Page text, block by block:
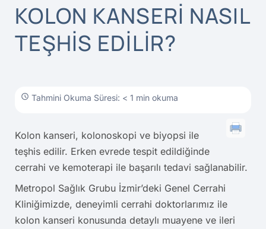
KOLON KANSERI NASIL
TEŞHIS EDILIR?
Tahmini Okuma Süresi: < 1 min okuma
Kolon kanseri, kolonoskopi ve biyopsi ile
teşhis edilir. Erken evrede tespit edildiğinde
cerrahi ve kemoterapi ile başarılı tedavi sağlanabilir.
Metropol Sağlık Grubu İzmir’deki Genel Cerrahi
Kliniğimizde, deneyimli cerrahi doktorlarımız ile
kolon kanseri konusunda detaylı muayene ve ileri